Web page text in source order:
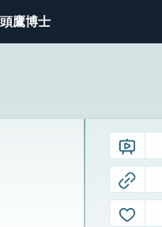
鷹博士